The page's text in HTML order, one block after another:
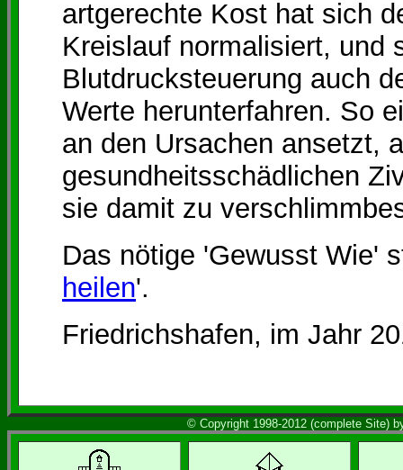
artgerechte Kost hat sich
Kreislauf normalisiert, und
Blutdrucksteuerung auch
Werte herunterfahren. So
an den Ursachen ansetzt,
gesundheitsschädlichen
sie damit zu
Das nötige 'Gewusst Wie'
heilen'.
Friedrichshafen, im Jahr
© Copyright 1998-2012 (complete Site)